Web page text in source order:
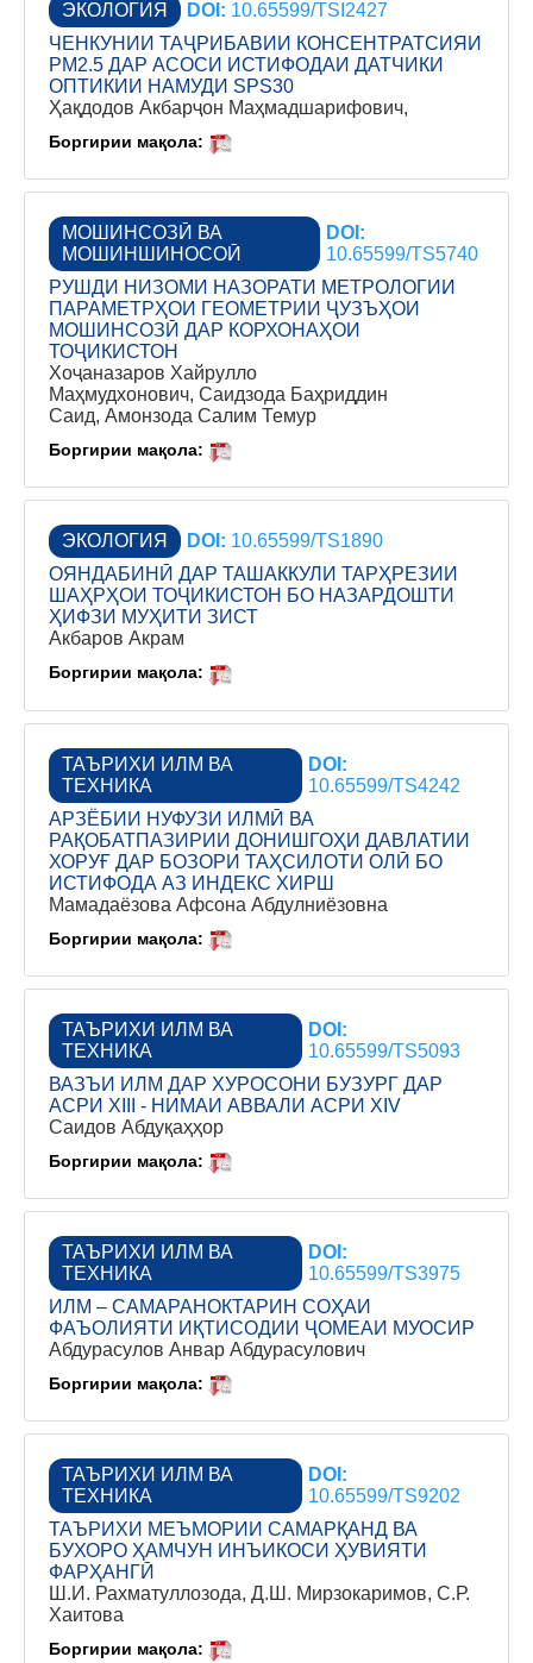
ЭКОЛОГИЯ DOI: 10.65599/TSI2427
ЧЕНКУНИИ ТАҶРИБАВИИ КОНСЕНТРАТСИЯИ
PM2.5 ДАР АСОСИ ИСТИФОДАИ ДАТЧИКИ
ОПТИКИИ НАМУДИ SPS30
Ҳақдодов Акбарҷон Маҳмадшарифович,
Боргирии мақола:
МОШИНСОЗӢ ВА
МОШИНШИНОСОӢ
DOI:
10.65599/TS5740
РУШДИ НИЗОМИ НАЗОРАТИ МЕТРОЛОГИИ
ПАРАМЕТРҲОИ ГЕОМЕТРИИ ҶУЗЪҲОИ
МОШИНСОЗӢ ДАР КОРХОНАҲОИ
ТОҶИКИСТОН
Хоҷаназаров Хайрулло
Маҳмудхонович, Саидзода Баҳриддин
Саид, Амонзода Салим Темур
Боргирии мақола:
ЭКОЛОГИЯ DOI: 10.65599/TS1890
ОЯНДАБИНӢ ДАР ТАШАККУЛИ ТАРҲРЕЗИИ
ШАҲРҲОИ ТОҶИКИСТОН БО НАЗАРДОШТИ
ҲИФЗИ МУҲИТИ ЗИСТ
Акбаров Акрам
Боргирии мақола:
ТАЪРИХИ ИЛМ ВА
ТЕХНИКА
DOI:
10.65599/TS4242
АРЗЁБИИ НУФУЗИ ИЛМӢ ВА
РАҚОБАТПАЗИРИИ ДОНИШГОҲИ ДАВЛАТИИ
ХОРУҒ ДАР БОЗОРИ ТАҲСИЛОТИ ОЛӢ БО
ИСТИФОДА АЗ ИНДЕКС ХИРШ
Мамадаёзова Афсона Абдулниёзовна
Боргирии мақола:
ТАЪРИХИ ИЛМ ВА
ТЕХНИКА
DOI:
10.65599/TS5093
ВАЗЪИ ИЛМ ДАР ХУРОСОНИ БУЗУРГ ДАР
АСРИ XIII - НИМАИ АВВАЛИ АСРИ XIV
Саидов Абдуқаҳҳор
Боргирии мақола:
ТАЪРИХИ ИЛМ ВА
ТЕХНИКА
DOI:
10.65599/TS3975
ИЛМ – САМАРАНОКТАРИН СОҲАИ
ФАЪОЛИЯТИ ИҚТИСОДИИ ҶОМЕАИ МУОСИР
Абдурасулов Анвар Абдурасулович
Боргирии мақола:
ТАЪРИХИ ИЛМ ВА
ТЕХНИКА
DOI:
10.65599/TS9202
ТАЪРИХИ МЕЪМОРИИ САМАРҚАНД ВА
БУХОРО ҲАМЧУН ИНЪИКОСИ ҲУВИЯТИ
ФАРҲАНГӢ
Ш.И. Рахматуллозода, Д.Ш. Мирзокаримов, С.Р.
Хаитова
Боргирии мақола: